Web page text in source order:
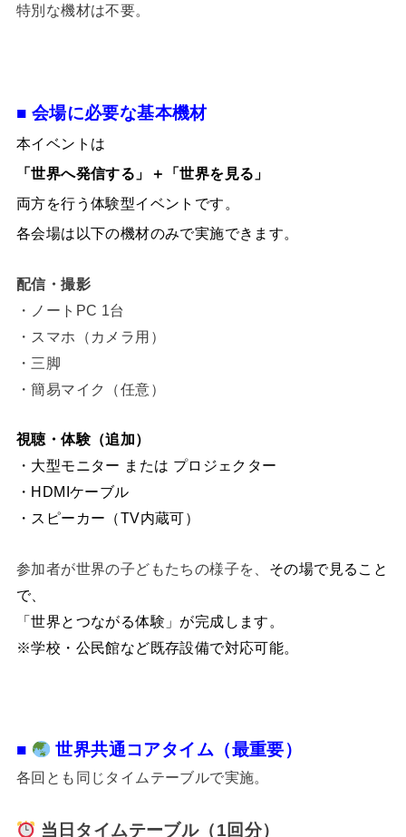
特別な機材は不要。
■ 会場に必要な基本機材
本イベントは
「世界へ発信する」＋「世界を見る」
両方を行う体験型イベントです。
各会場は以下の機材のみで実施できます。
配信・撮影
・ノートPC 1台
・スマホ（カメラ用）
・三脚
・簡易マイク（任意）
視聴・体験（追加）
・大型モニター または プロジェクター
・HDMIケーブル
・スピーカー（TV内蔵可）
参加者が世界の子どもたちの様子を、 その場で見ること
で、
「世界とつながる体験」が完成します。
※学校・公民館など既存設備で対応可能。
■ 世界共通コアタイム（最重要）
各回とも同じタイムテーブルで実施。
当日タイムテーブル（1回分）